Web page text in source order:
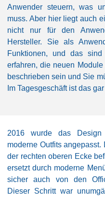
Anwender steuern, was
muss. Aber hier liegt auch
nicht nur für den
Hersteller. Sie als
Funktionen, und das
erfahren, die neuen
beschrieben sein und Sie
Im Tagesgeschäft ist das
2016 wurde das
moderne Outfits
der rechten oberen Ecke
ersetzt durch moderne
sicher auch von den
Dieser Schritt war